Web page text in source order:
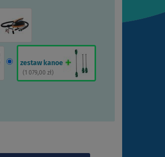
zestaw kanoe
( 1 079,00 zł)